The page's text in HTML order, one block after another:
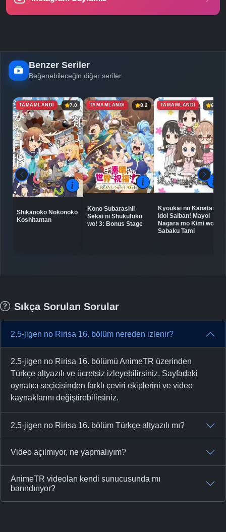
Benzer Seriler
Beğenebileceğin diğer seriler
TAMAMLANDI 7.0
Shikanoko Nokonoko
Koshitantan
TAMAMLANDI 8.2
Kono Subarashii
Sekai ni Shukufuku
wo! 3: Bonus Stage
TAMAMLANDI 6.5
Kyoukai no Kanata:
Idol Saiban! Mayoi
Nagara mo Kimi wo
Sabaku Tami
Sıkça Sorulan Sorular
2.5-jigen no Ririsa 16. bölüm nereden izlenir?
2.5-jigen no Ririsa 16. bölümü AnimeTR üzerinden
Türkçe altyazılı ve ücretsiz izleyebilirsiniz. Sayfadaki
oynatıcı seçicisinden farklı çeviri ekiplerini ve video
kaynaklarını değiştirebilirsiniz.
2.5-jigen no Ririsa 16. bölüm Türkçe altyazılı mı?
Video açılmıyor, ne yapmalıyım?
AnimeTR videoları kendi sunucusunda mı
barındırıyor?